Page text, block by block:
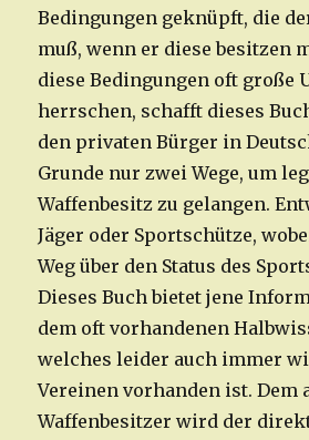
Bedingungen geknüpft, die
muß, wenn er diese besitzen
diese Bedingungen oft große
herrschen, schafft dieses
den privaten Bürger in
Grunde nur zwei Wege, um
Waffenbesitz zu gelangen.
Jäger oder Sportschütze,
Weg über den Status des
Dieses Buch bietet jene
dem oft vorhandenen
welches leider auch immer
Vereinen vorhanden ist. Dem
Waffenbesitzer wird der